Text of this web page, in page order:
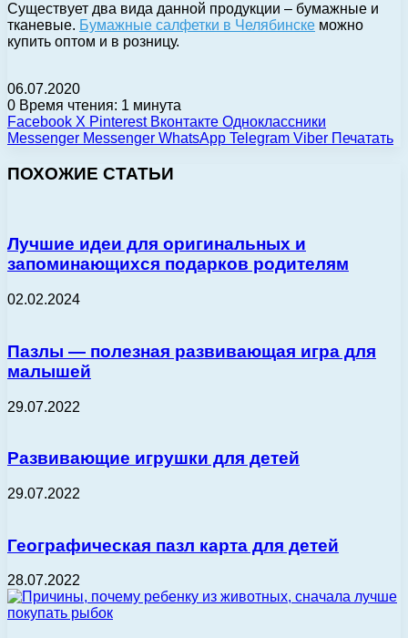
Существует два вида данной продукции – бумажные и
тканевые. Бумажные салфетки в Челябинске можно
купить оптом и в розницу.
06.07.2020
0 Время чтения: 1 минута
Facebook X Pinterest Вконтакте Одноклассники
Messenger Messenger WhatsApp Telegram Viber Печатать
ПОХОЖИЕ СТАТЬИ
Лучшие идеи для оригинальных и
запоминающихся подарков родителям
02.02.2024
Пазлы — полезная развивающая игра для
малышей
29.07.2022
Развивающие игрушки для детей
29.07.2022
Географическая пазл карта для детей
28.07.2022